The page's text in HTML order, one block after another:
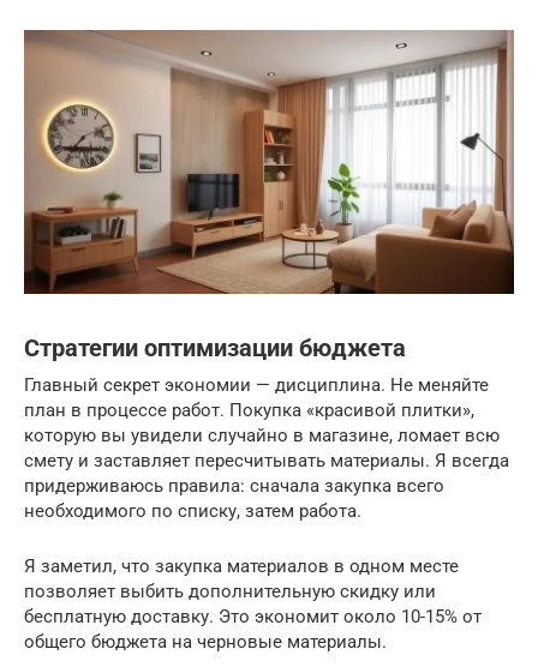
Стратегии оптимизации бюджета
Главный секрет экономии — дисциплина. Не меняйте
план в процессе работ. Покупка «красивой плитки»,
которую вы увидели случайно в магазине, ломает всю
смету и заставляет пересчитывать материалы. Я всегда
придерживаюсь правила: сначала закупка всего
необходимого по списку, затем работа.
Я заметил, что закупка материалов в одном месте
позволяет выбить дополнительную скидку или
бесплатную доставку. Это экономит около 10-15% от
общего бюджета на черновые материалы.